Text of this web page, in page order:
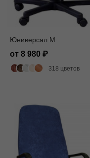
Юниверсал M
от 8 980
318 цветов